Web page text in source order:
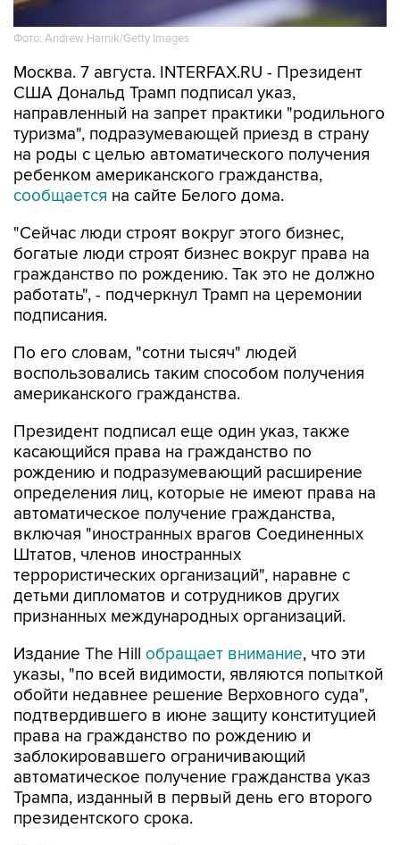
Фото: Andrew Harnik/Getty Images
Москва. 7 августа. INTERFAX.RU - Президент
США Дональд Трамп подписал указ,
направленный на запрет практики "родильного
туризма", подразумевающей приезд в страну
на роды с целью автоматического получения
ребенком американского гражданства,
сообщается на сайте Белого дома.
"Сейчас люди строят вокруг этого бизнес,
богатые люди строят бизнес вокруг права на
гражданство по рождению. Так это не должно
работать", - подчеркнул Трамп на церемонии
подписания.
По его словам, "сотни тысяч" людей
воспользовались таким способом получения
американского гражданства.
Президент подписал еще один указ, также
касающийся права на гражданство по
рождению и подразумевающий расширение
определения лиц, которые не имеют права на
автоматическое получение гражданства,
включая "иностранных врагов Соединенных
Штатов, членов иностранных
террористических организаций", наравне с
детьми дипломатов и сотрудников других
признанных международных организаций.
Издание The Hill обращает внимание, что эти
указы, "по всей видимости, являются попыткой
обойти недавнее решение Верховного суда",
подтвердившего в июне защиту конституцией
права на гражданство по рождению и
заблокировавшего ограничивающий
автоматическое получение гражданства указ
Трампа, изданный в первый день его второго
президентского срока.